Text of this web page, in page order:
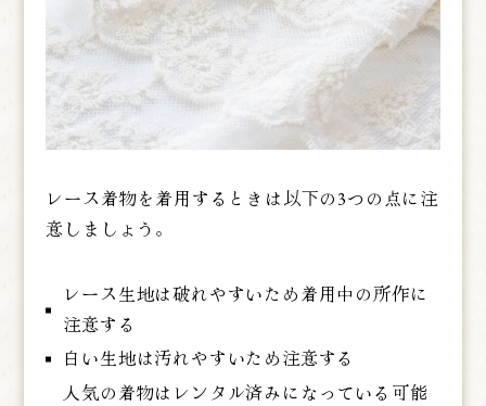
レース着物を着用するときは以下の3つの点に注
意しましょう。
レース生地は破れやすいため着用中の所作に
注意する
白い生地は汚れやすいため注意する
人気の着物はレンタル済みになっている可能